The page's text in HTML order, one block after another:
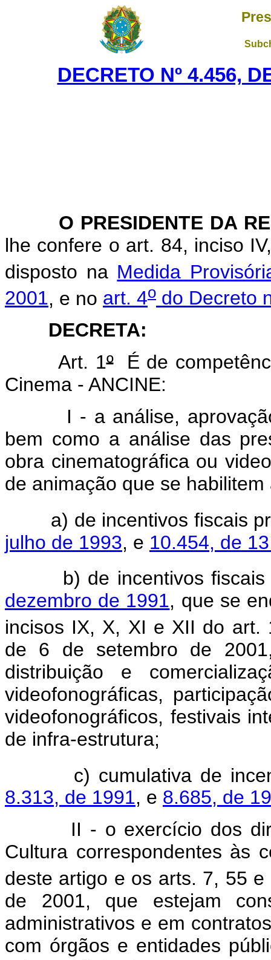
DECRETO Nº 4.456,
O PRESIDENTE DA
lhe confere o art. 84, inciso
disposto na Medida
2001, e no art. 4o do Decreto
DECRETA:
Art. 1ºÉ de
Cinema - ANCINE:
I - a análise, aprovação
bem como a análise das
obra cinematográfica ou
de animação que se
a) de incentivos fiscais
julho de 1993, e 10.454, de
b) de incentivos fiscais
dezembro de 1991, que se
incisos IX, X, XI e XII do art.
de 6 de setembro de
distribuição e
videofonográficas,
videofonográficos, festivais
de infra-estrutura;
c) cumulativa de
8.313, de 1991, e 8.685, de
II - o exercício dos
Cultura correspondentes às
deste artigo e os arts. 7, 55
de 2001, que estejam
administrativos e em
com órgãos e entidades